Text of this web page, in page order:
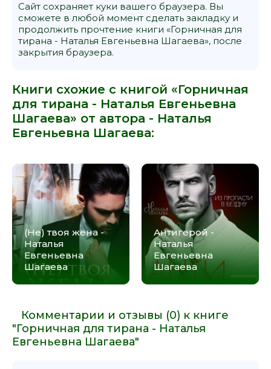
Сайт сохраняет куки вашего браузера. Вы
сможете в любой момент сделать закладку и
продолжить прочтение книги «Горничная для
тирана - Наталья Евгеньевна Шагаева», после
закрытия браузера.
Книги схожие с книгой «Горничная
для тирана - Наталья Евгеньевна
Шагаева» от автора - Наталья
Евгеньевна Шагаева:
(Не) твоя жена -
Наталья
Евгеньевна
Шагаева
Антигерой -
Наталья
Евгеньевна
Шагаева
Комментарии и отзывы (0) к книге
"Горничная для тирана - Наталья
Евгеньевна Шагаева"